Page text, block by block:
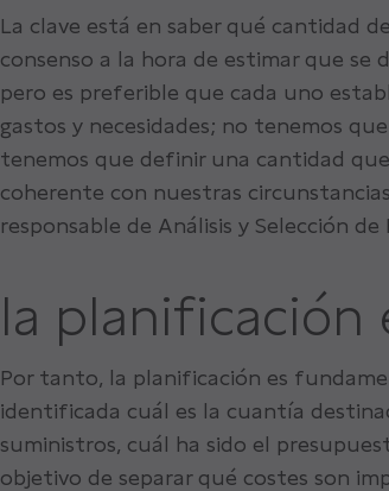
La clave está en saber qué cantidad
consenso a la hora de estimar que se
pero es preferible que cada uno
gastos y necesidades; no tenemos
tenemos que definir una cantidad
coherente con nuestras
responsable de Análisis y Selección de
la
Por tanto, la planificación es
identificada cuál es la cuantía
suministros, cuál ha sido el
objetivo de separar qué costes son